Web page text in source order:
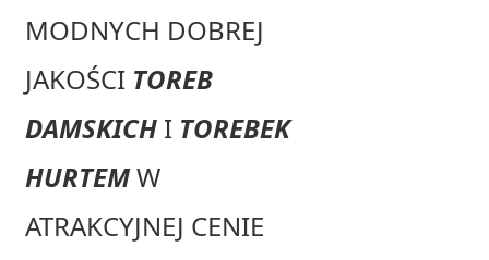
MODNYCH DOBREJ
JAKOŚCI TOREB
DAMSKICH I TOREBEK
HURTEMW
ATRAKCYJNEJ CENIE